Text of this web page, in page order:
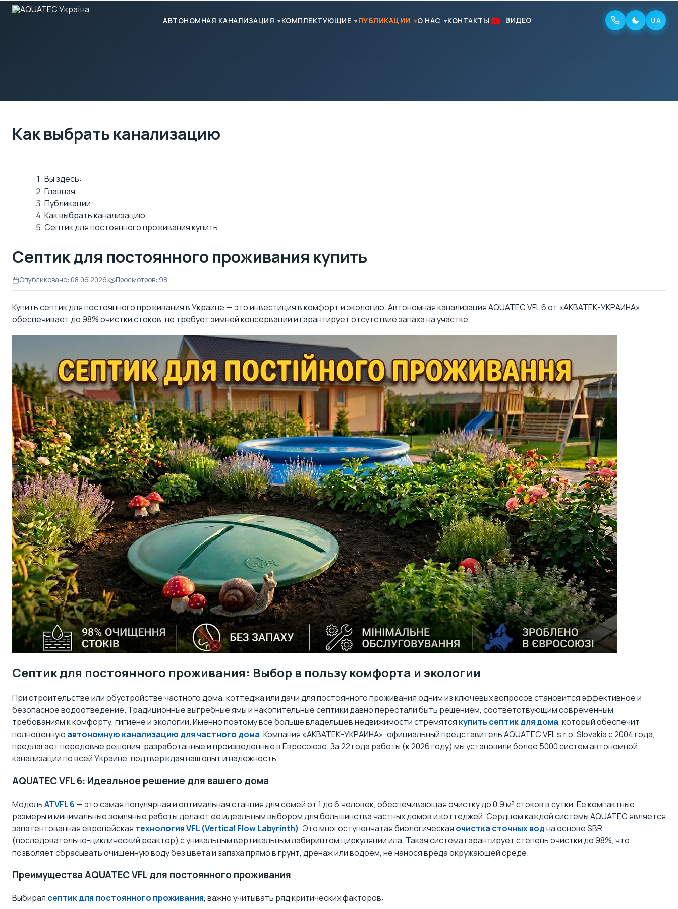
АВТОНОМНАЯ КАНАЛИЗАЦИЯ КОМПЛЕКТУЮЩИЕ ПУБЛИКАЦИИ О НАС КОНТАКТЫ ВИДЕО UA
Как выбрать канализацию
Вы здесь:
Главная
Публикации
Как выбрать канализацию
Септик для постоянного проживания купить
Септик для постоянного проживания купить
Опубликовано: 08.06.2026| Просмотров: 98
Купить септик для постоянного проживания в Украине — это инвестиция в комфорт и экологию. Автономная канализация AQUATEC VFL 6 от «АКВАТЕК-УКРАИНА»
обеспечивает до 98% очистки стоков, не требует зимней консервации и гарантирует отсутствие запаха на участке.
Септик для постоянного проживания: Выбор в пользу комфорта и экологии
При строительстве или обустройстве частного дома, коттеджа или дачи для постоянного проживания одним из ключевых вопросов становится эффективное и
безопасное водоотведение. Традиционные выгребные ямы и накопительные септики давно перестали быть решением, соответствующим современным
требованиям к комфорту, гигиене и экологии. Именно поэтому все больше владельцев недвижимости стремятся купить септик для дома, который обеспечит
полноценную автономную канализацию для частного дома. Компания «АКВАТЕК-УКРАИНА», официальный представитель AQUATEC VFL s.r.o. Slovakia с 2004 года,
предлагает передовые решения, разработанные и произведенные в Евросоюзе. За 22 года работы (к 2026 году) мы установили более 5000 систем автономной
канализации по всей Украине, подтверждая наш опыт и надежность.
AQUATEC VFL 6: Идеальное решение для вашего дома
МодельATVFL 6 — это самая популярная и оптимальная станция для семей от 1 до 6 человек, обеспечивающая очистку до 0.9 м³ стоков в сутки. Ее компактные
размеры и минимальные земляные работы делают ее идеальным выбором для большинства частных домов и коттеджей. Сердцем каждой системы AQUATEC является
запатентованная европейская технология VFL (Vertical Flow Labyrinth). Это многоступенчатая биологическая очистка сточных водна основе SBR
(последовательно-циклический реактор) с уникальным вертикальным лабиринтом циркуляции ила. Такая система гарантирует степень очистки до 98%, что
позволяет сбрасывать очищенную воду без цвета и запаха прямо в грунт, дренаж или водоем, не нанося вреда окружающей среде.
Преимущества AQUATEC VFL для постоянного проживания
Выбирая септик для постоянного проживания, важно учитывать ряд критических факторов: